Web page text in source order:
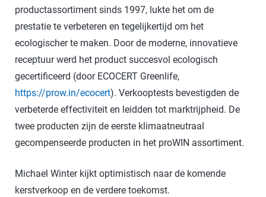
productassortiment sinds 1997, lukte het om de
prestatie te verbeteren en tegelijkertijd om het
ecologischer te maken. Door de moderne, innovatieve
receptuur werd het product succesvol ecologisch
gecertificeerd (door ECOCERT Greenlife,
https://prow.in/ecocert). Verkooptests bevestigden de
verbeterde effectiviteit en leidden tot marktrijpheid. De
twee producten zijn de eerste klimaatneutraal
gecompenseerde producten in het proWIN assortiment.
Michael Winter kijkt optimistisch naar de komende
kerstverkoop en de verdere toekomst.